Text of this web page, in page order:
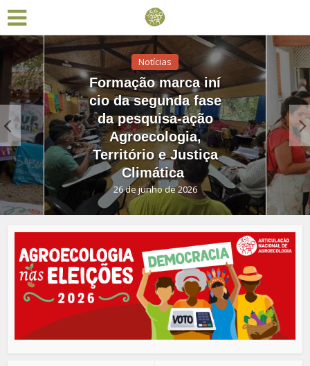
marca iní
fase
ação
e Justiça
de 2026
Notícias
Silva Jardim terá o
1º Festival
GastronôMICO de
Agroecologia
durante encontro
estadual em junho
19 de junho de 2026